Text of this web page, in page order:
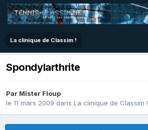
La clinique de Classim !
Spondylarthrite
Par Mister Floup
le 11 mars 2009 dans La clinique de Classim !